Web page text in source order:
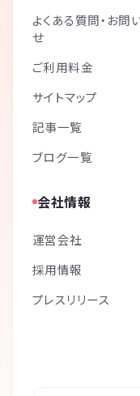
よくある質問・お問
せ
ご利用料金
サイトマップ
記事一覧
ブログ一覧
会社情報
運営会社
採用情報
プレスリリース